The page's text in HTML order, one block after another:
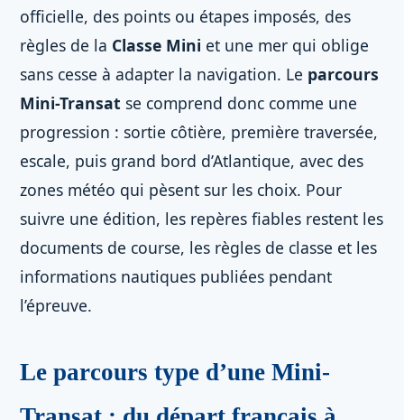
officielle, des points ou étapes imposés, des
règles de la Classe Mini et une mer qui oblige
sans cesse à adapter la navigation. Le parcours
Mini-Transat se comprend donc comme une
progression : sortie côtière, première traversée,
escale, puis grand bord d’Atlantique, avec des
zones météo qui pèsent sur les choix. Pour
suivre une édition, les repères fiables restent les
documents de course, les règles de classe et les
informations nautiques publiées pendant
l’épreuve.
Le parcours type d’une Mini-